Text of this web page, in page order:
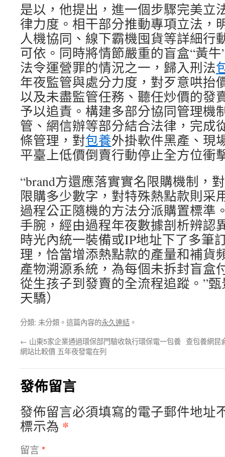
是以，他提出，進一個步驟完美立
律力度。相干部分推動專項立法，
人機協同、線下霸機囤貨等詳細行
可依。同時將情節嚴重的盲盒“黃
法令運營罪的情況之一，歸入刑法
年夜監管與處分力度，對歹意哄抬
以及未盡監管任務、聽任炒價的發
予以追責。構建多部分協同管理機
管、網信辦等部分結合法律，完成
條管理，對包養外掛軟件黑產、現
平臺上低價倒賣行動停止全方位衝
“brand方還應落實實名限購機制，
限購多少數字，對特殊熱點款則采
過程公正隨機的方法分派購置標準
手腕，經由過程年夜數據剖析辨認
時光內統一裝備或IP地址下了多筆
理，恰當增添熱點款的產量和補貨
產物溯源系統，為每個未拆封盲盒
從生孩子到發賣的全流程追蹤。”
天驕）
分類: 未分類。這篇內容的永久連結 。
← 山東5家企業通過環保部門驗收執行環保電一包養
網站比較價 五年夜發電在列
查包養網昆
發佈留言
發佈留言必須填寫的電子郵件地址
標示為 *
留言 *